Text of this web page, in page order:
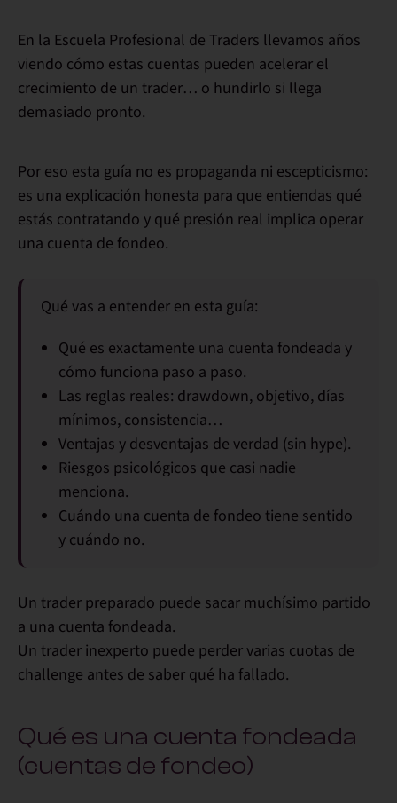
En la Escuela Profesional de Traders llevamos años
viendo cómo estas cuentas pueden acelerar el
crecimiento de un trader… o hundirlo si llega
demasiado pronto.
Por eso esta guía no es propaganda ni escepticismo:
es una explicación honesta para que entiendas qué
estás contratando y qué presión real implica operar
una cuenta de fondeo.
Qué vas a entender en esta guía:
Qué es exactamente una cuenta fondeada y
cómo funciona paso a paso.
Las reglas reales: drawdown, objetivo, días
mínimos, consistencia…
Ventajas y desventajas de verdad (sin hype).
Riesgos psicológicos que casi nadie
menciona.
Cuándo una cuenta de fondeo tiene sentido
y cuándo no.
Un trader preparado puede sacar muchísimo partido
a una cuenta fondeada.
Un trader inexperto puede perder varias cuotas de
challenge antes de saber qué ha fallado.
Qué es una cuenta fondeada
(cuentas de fondeo)